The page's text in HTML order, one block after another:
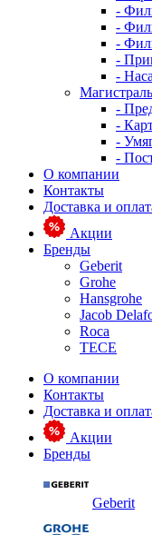
-
-
-
-
-
-
-
-
-
О компании
Контакты
Доставка и
Акции
Бренды
Geberit
Grohe
Hansgrohe
Jacob
Roca
TECE
О компании
Контакты
Доставка и
Акции
Бренды
Geberit